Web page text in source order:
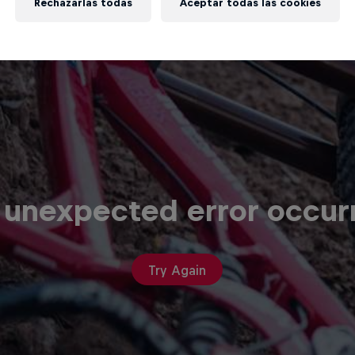
error
Try Again
Rechazarlas todas Aceptar todas las cookies